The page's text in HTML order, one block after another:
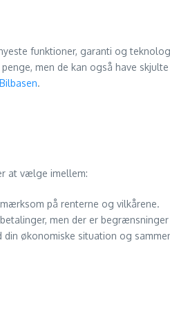
funktioner, garanti og
men de kan også have
Bilbasen.
at vælge imellem:
på renterne og vilkårene.
men der er
økonomiske situation og